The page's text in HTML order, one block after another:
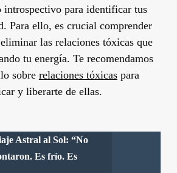
introspectivo para identificar tus
Para ello, es crucial comprender
las relaciones tóxicas que
tu energía. Te recomendamos
sobre relaciones tóxicaspara
y liberarte de ellas.
Astral al Sol: “No
Es frío. Es